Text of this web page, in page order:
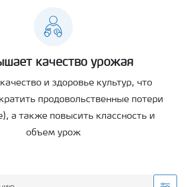
качество урожая
и здоровье культур, что
продовольственные потери
а также повысить классность и
объем урож